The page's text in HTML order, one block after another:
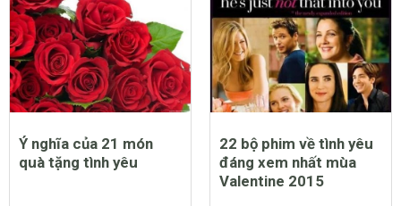
Ý nghĩa của 21 món
quà tặng tình yêu
22 bộ phim về tình yêu
đáng xem nhất mùa
Valentine 2015